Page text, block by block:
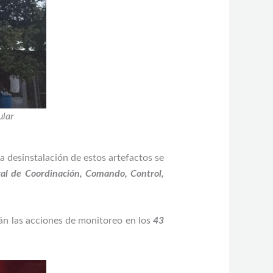
desinstalación de estos artefactos se
de Coordinación, Comando, Control,
las acciones de monitoreo en los43